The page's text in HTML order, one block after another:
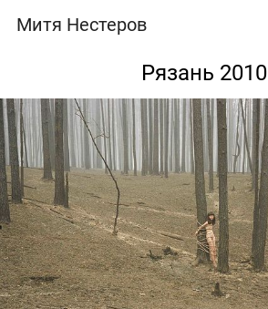
Митя Нестеров
Рязань 2010